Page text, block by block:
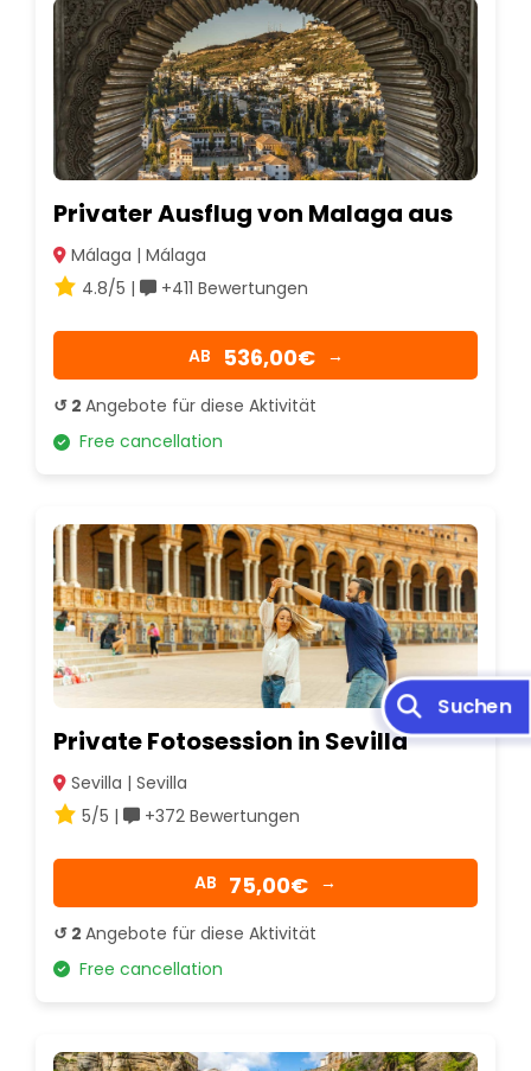
Privater Ausflug von Malaga aus
Málaga | Málaga
4.8/5 |
+411 Bewertungen
AB 536,00€ →
↺ 2 Angebote für diese Aktivität
Free cancellation
Private Fotosession in Sevilla
Sevilla | Sevilla
5/5 |
+372 Bewertungen
AB 75,00€ →
↺ 2 Angebote für diese Aktivität
Free cancellation